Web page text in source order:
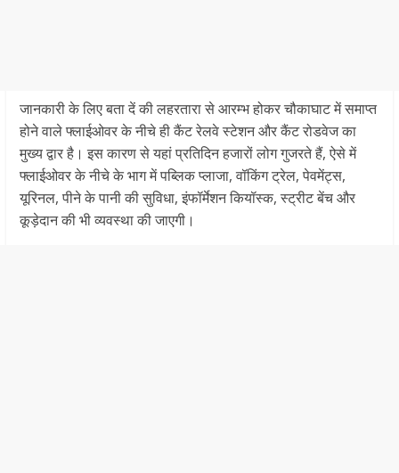
जानकारी के लिए बता दें की लहरतारा से आरम्भ होकर चौकाघाट में समाप्त
होने वाले फ्लाईओवर के नीचे ही कैंट रेलवे स्टेशन और कैंट रोडवेज का
मुख्य द्वार है। इस कारण से यहां प्रतिदिन हजारों लोग गुजरते हैं, ऐसे में
फ्लाईओवर के नीचे के भाग में पब्लिक प्लाजा, वॉकिंग ट्रेल, पेवमेंट्स,
यूरिनल, पीने के पानी की सुविधा, इंफॉर्मेशन कियॉस्क, स्ट्रीट बेंच और
कूड़ेदान की भी व्यवस्था की जाएगी।